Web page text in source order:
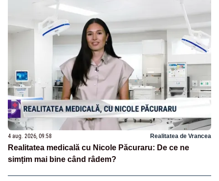
4 aug. 2026, 09:58 Realitatea de Vrancea
Realitatea medicală cu Nicole Păcuraru: De ce ne
simțim mai bine când râdem?